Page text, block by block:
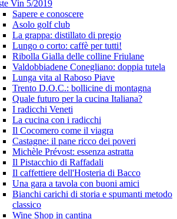
Vin 5/2019
Sapere e conoscere
Asolo golf club
La grappa: distillato di pregio
Lungo o corto: caffè per tutti!
Ribolla Gialla delle colline Friulane
Valdobbiadene Conegliano: doppia tutela
Lunga vita al Raboso Piave
Trento D.O.C.: bollicine di montagna
Quale futuro per la cucina Italiana?
I radicchi Veneti
La cucina con i radicchi
Il Cocomero come il viagra
Castagne: il pane ricco dei poveri
Michèle Prévost: essenza astratta
Il Pistacchio di Raffadali
Il caffettiere dell'Hosteria di Bacco
Una gara a tavola con buoni amici
Bianchi carichi di storia e spumanti metodo
classico
Wine Shop in cantina